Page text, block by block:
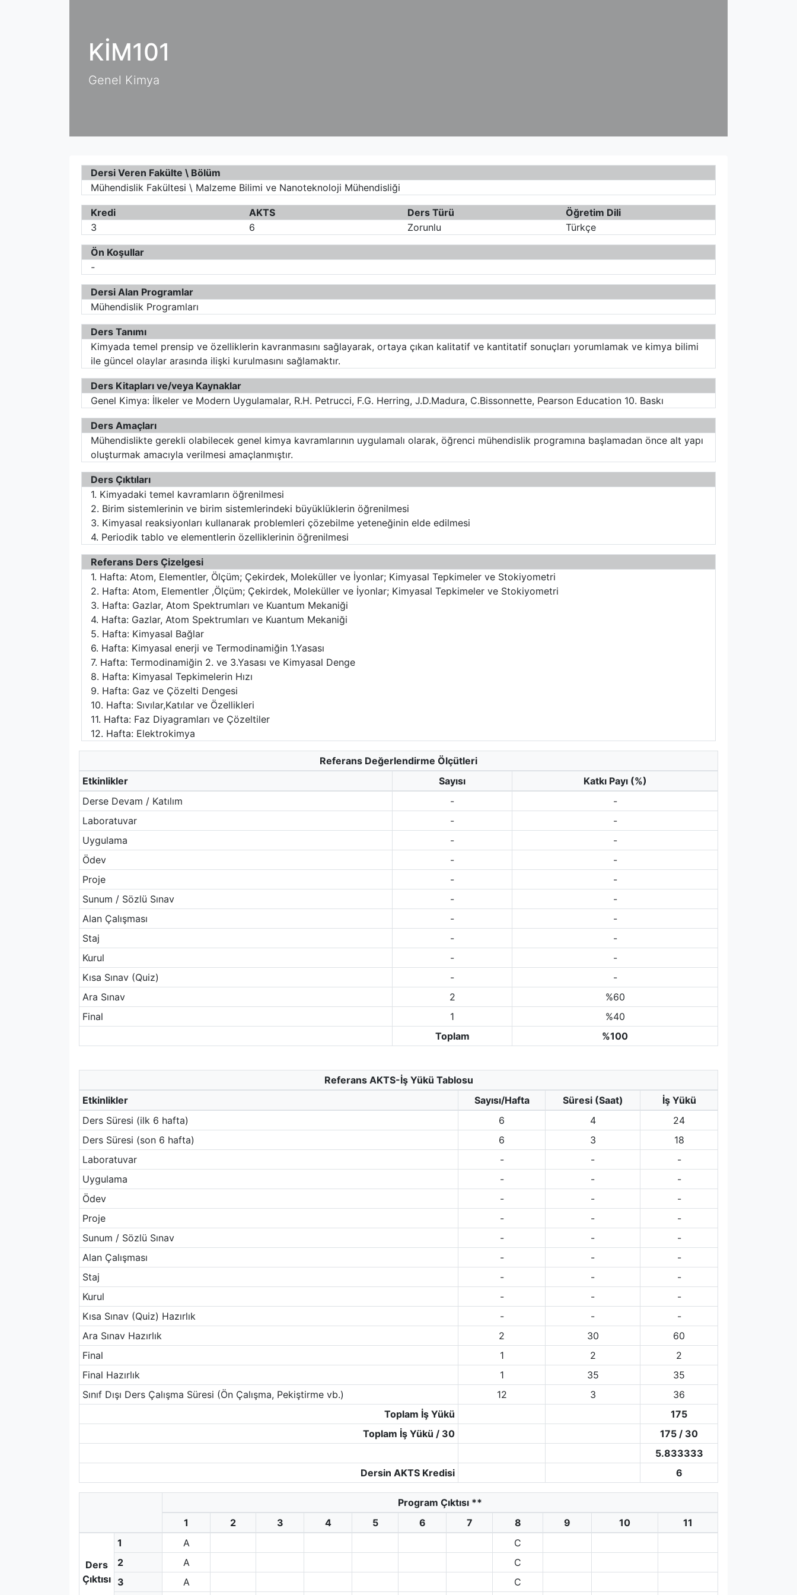
KİM101
Genel Kimya
Dersi Veren Fakülte \ Bölüm
Mühendislik Fakültesi \ Malzeme Bilimi ve Nanoteknoloji Mühendisliği
Kredi AKTS Ders Türü
Öğretim Dili
3
6 Zorunlu Türkçe
Ön Koşullar
-
Dersi Alan Programlar
Mühendislik Programları
Ders Tanımı
Kimyada temel prensip ve özelliklerin kavranmasını sağlayarak, ortaya çıkan kalitatif ve kantitatif sonuçları yorumlamak ve kimya bilimi
ile güncel olaylar arasında ilişki kurulmasını sağlamaktır.
Ders Kitapları ve/veya Kaynaklar
Genel Kimya: İlkeler ve Modern Uygulamalar, R.H. Petrucci, F.G. Herring, J.D.Madura, C.Bissonnette, Pearson Education 10. Baskı
Ders Amaçları
Mühendislikte gerekli olabilecek genel kimya kavramlarının uygulamalı olarak, öğrenci mühendislik programına başlamadan önce alt yapı
oluşturmak amacıyla verilmesi amaçlanmıştır.
Ders Çıktıları
1. Kimyadaki temel kavramların öğrenilmesi
2. Birim sistemlerinin ve birim sistemlerindeki büyüklüklerin öğrenilmesi
3. Kimyasal reaksiyonları kullanarak problemleri çözebilme yeteneğinin elde edilmesi
4. Periodik tablo ve elementlerin özelliklerinin öğrenilmesi
Referans Ders Çizelgesi
1. Hafta: Atom, Elementler, Ölçüm; Çekirdek, Moleküller ve İyonlar; Kimyasal Tepkimeler ve Stokiyometri
2. Hafta: Atom, Elementler ,Ölçüm; Çekirdek, Moleküller ve İyonlar; Kimyasal Tepkimeler ve Stokiyometri
3. Hafta: Gazlar, Atom Spektrumları ve Kuantum Mekaniği
4. Hafta: Gazlar, Atom Spektrumları ve Kuantum Mekaniği
5. Hafta: Kimyasal Bağlar
6. Hafta: Kimyasal enerji ve Termodinamiğin 1.Yasası
7. Hafta: Termodinamiğin 2. ve 3.Yasası ve Kimyasal Denge
8. Hafta: Kimyasal Tepkimelerin Hızı
9. Hafta: Gaz ve Çözelti Dengesi
10. Hafta: Sıvılar,Katılar ve Özellikleri
11. Hafta: Faz Diyagramları ve Çözeltiler
12. Hafta: Elektrokimya
Referans Değerlendirme Ölçütleri
Etkinlikler
Sayısı
Katkı Payı (%)
Derse Devam / Katılım
-
-
Laboratuvar
-
-
Uygulama
-
-
Ödev
-
-
Proje
-
-
Sunum / Sözlü Sınav
-
-
Alan Çalışması
-
-
Staj
-
-
Kurul
-
-
Kısa Sınav (Quiz)
-
-
Ara Sınav
2
%60
Final
1
%40
Toplam
%100
Referans AKTS-İş Yükü Tablosu
Etkinlikler
Sayısı/Hafta Süresi (Saat)
İş Yükü
Ders Süresi (ilk 6 hafta)
6 4
24
Ders Süresi (son 6 hafta)
6 3
18
Laboratuvar
- -
-
Uygulama
- -
-
Ödev
- -
-
Proje
- -
-
Sunum / Sözlü Sınav
- -
-
Alan Çalışması
- -
-
Staj
- -
-
Kurul
- -
-
Kısa Sınav (Quiz) Hazırlık
- -
-
Ara Sınav Hazırlık
2 30
60
Final
1 2
2
Final Hazırlık
1 35
35
Sınıf Dışı Ders Çalışma Süresi (Ön Çalışma, Pekiştirme vb.)
12 3
36
Toplam İş Yükü
175
Toplam İş Yükü / 30
175 / 30
5.833333
Dersin AKTS Kredisi
6
Program Çıktısı **
1
2 3 4 5 6 7 8 9 10 11
Ders
Çıktısı
1 A
C
2
A
C
3
A C